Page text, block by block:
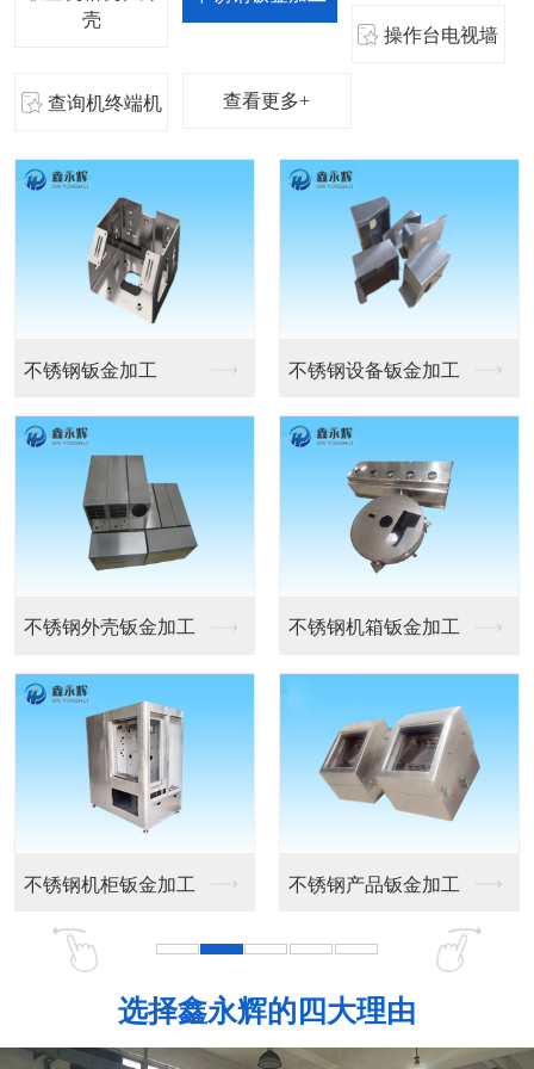
壳
操作台电视墙
查询机终端机 查看更多+
机箱机柜 医疗设备机箱外壳
精密钣金机箱外壳 工控机箱外壳
设备机箱外壳 机箱外壳定做
选择鑫永辉的四大理由